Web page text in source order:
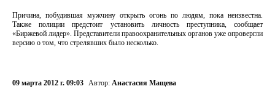
Причина, побудившая мужчину открыть огонь по людям, пока неизвестна.
Также полиции предстоит установить личность преступника, сообщает
«Биржевой лидер». Представители правоохранительных органов уже опровергли
версию о том, что стрелявших было несколько.
09 марта 2012 г. 09:03 Автор: Анастасия Мащева